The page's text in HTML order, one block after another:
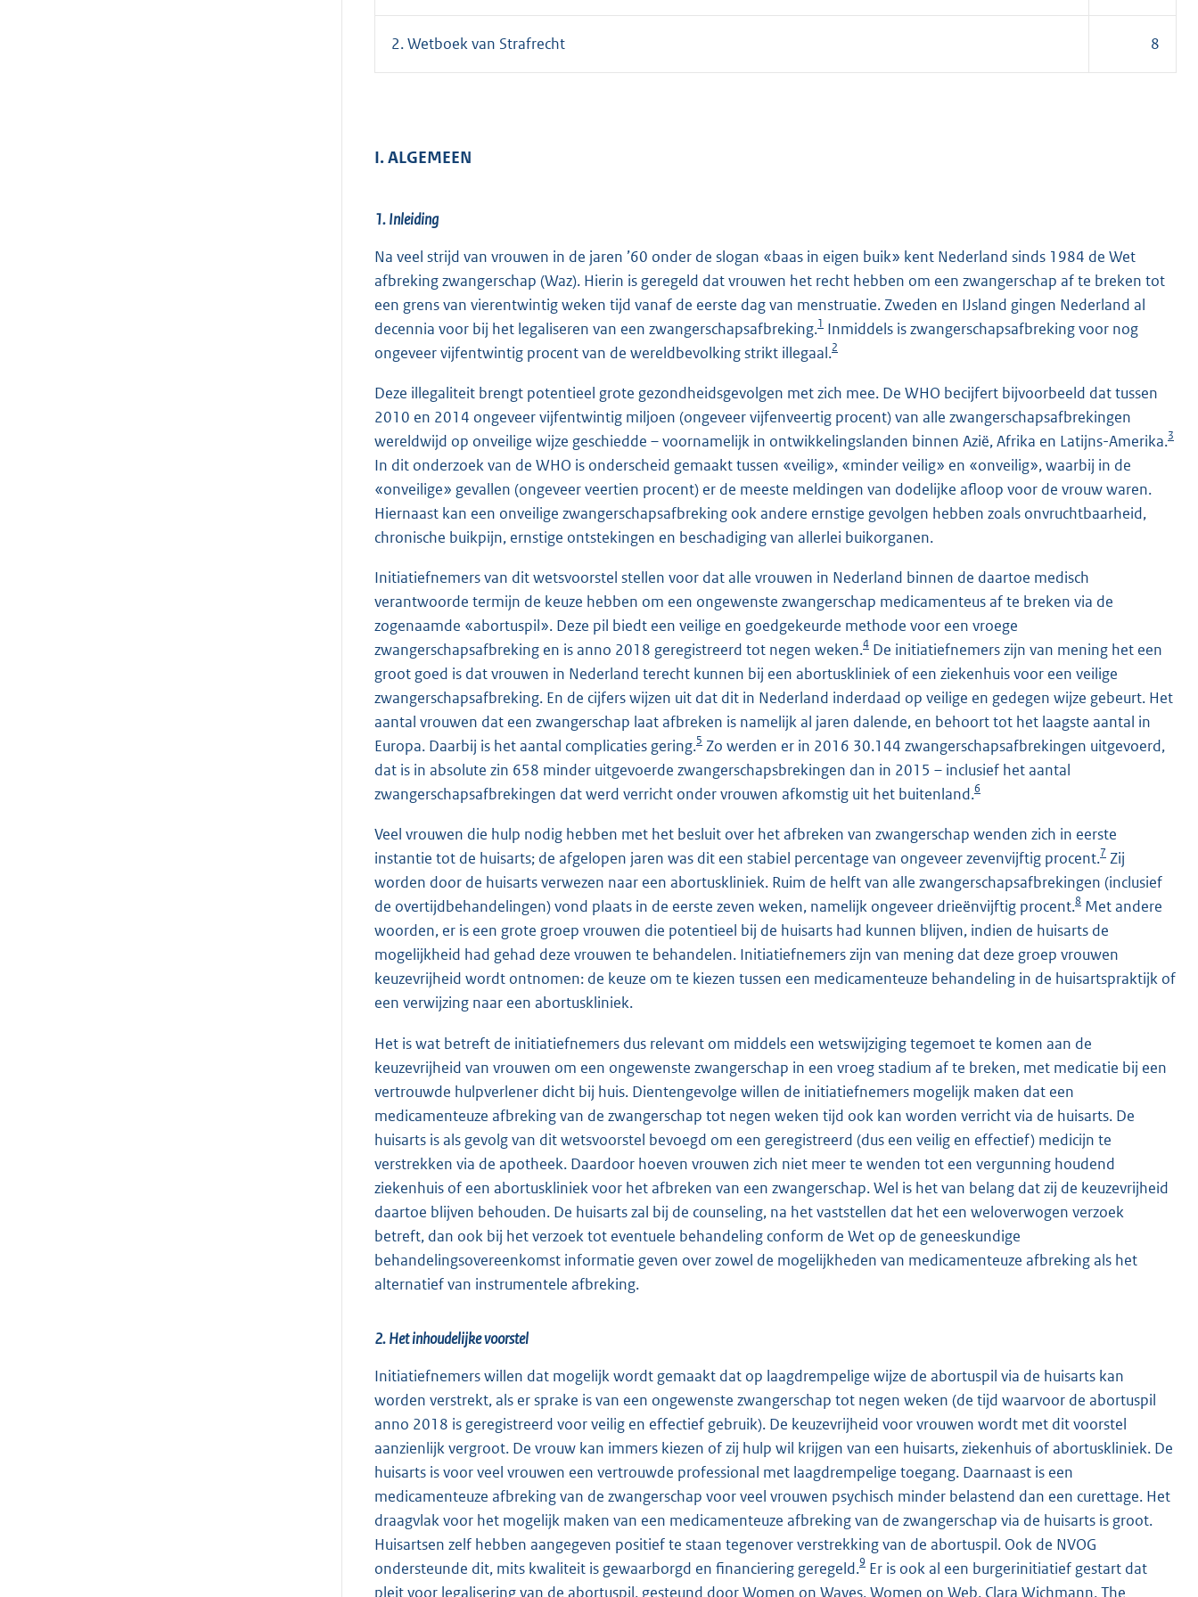
2. Wetboek van Strafrecht 8
I. ALGEMEEN
1. Inleiding
Na veel strijd van vrouwen in de jaren ’60 onder de slogan «baas in eigen buik» kent Nederland sinds 1984 de Wet
afbreking zwangerschap (Waz). Hierin is geregeld dat vrouwen het recht hebben om een zwangerschap af te breken tot
een grens van vierentwintig weken tijd vanaf de eerste dag van menstruatie. Zweden en IJsland gingen Nederland al
decennia voor bij het legaliseren van een zwangerschapsafbreking.1 Inmiddels is zwangerschapsafbreking voor nog
ongeveer vijfentwintig procent van de wereldbevolking strikt illegaal.2
Deze illegaliteit brengt potentieel grote gezondheidsgevolgen met zich mee. De WHO becijfert bijvoorbeeld dat tussen
2010 en 2014 ongeveer vijfentwintig miljoen (ongeveer vijfenveertig procent) van alle zwangerschapsafbrekingen
wereldwijd op onveilige wijze geschiedde – voornamelijk in ontwikkelingslanden binnen Azië, Afrika en Latijns-Amerika.3
In dit onderzoek van de WHO is onderscheid gemaakt tussen «veilig», «minder veilig» en «onveilig», waarbij in de
«onveilige» gevallen (ongeveer veertien procent) er de meeste meldingen van dodelijke afloop voor de vrouw waren.
Hiernaast kan een onveilige zwangerschapsafbreking ook andere ernstige gevolgen hebben zoals onvruchtbaarheid,
chronische buikpijn, ernstige ontstekingen en beschadiging van allerlei buikorganen.
Initiatiefnemers van dit wetsvoorstel stellen voor dat alle vrouwen in Nederland binnen de daartoe medisch
verantwoorde termijn de keuze hebben om een ongewenste zwangerschap medicamenteus af te breken via de
zogenaamde «abortuspil». Deze pil biedt een veilige en goedgekeurde methode voor een vroege
zwangerschapsafbreking en is anno 2018 geregistreerd tot negen weken.4 De initiatiefnemers zijn van mening het een
groot goed is dat vrouwen in Nederland terecht kunnen bij een abortuskliniek of een ziekenhuis voor een veilige
zwangerschapsafbreking. En de cijfers wijzen uit dat dit in Nederland inderdaad op veilige en gedegen wijze gebeurt. Het
aantal vrouwen dat een zwangerschap laat afbreken is namelijk al jaren dalende, en behoort tot het laagste aantal in
Europa. Daarbij is het aantal complicaties gering.5 Zo werden er in 2016 30.144 zwangerschapsafbrekingen uitgevoerd,
dat is in absolute zin 658 minder uitgevoerde zwangerschapsbrekingen dan in 2015 – inclusief het aantal
zwangerschapsafbrekingen dat werd verricht onder vrouwen afkomstig uit het buitenland.6
Veel vrouwen die hulp nodig hebben met het besluit over het afbreken van zwangerschap wenden zich in eerste
instantie tot de huisarts; de afgelopen jaren was dit een stabiel percentage van ongeveer zevenvijftig procent.7 Zij
worden door de huisarts verwezen naar een abortuskliniek. Ruim de helft van alle zwangerschapsafbrekingen (inclusief
de overtijdbehandelingen) vond plaats in de eerste zeven weken, namelijk ongeveer drieënvijftig procent.8 Met andere
woorden, er is een grote groep vrouwen die potentieel bij de huisarts had kunnen blijven, indien de huisarts de
mogelijkheid had gehad deze vrouwen te behandelen. Initiatiefnemers zijn van mening dat deze groep vrouwen
keuzevrijheid wordt ontnomen: de keuze om te kiezen tussen een medicamenteuze behandeling in de huisartspraktijk of
een verwijzing naar een abortuskliniek.
Het is wat betreft de initiatiefnemers dus relevant om middels een wetswijziging tegemoet te komen aan de
keuzevrijheid van vrouwen om een ongewenste zwangerschap in een vroeg stadium af te breken, met medicatie bij een
vertrouwde hulpverlener dicht bij huis. Dientengevolge willen de initiatiefnemers mogelijk maken dat een
medicamenteuze afbreking van de zwangerschap tot negen weken tijd ook kan worden verricht via de huisarts. De
huisarts is als gevolg van dit wetsvoorstel bevoegd om een geregistreerd (dus een veilig en effectief) medicijn te
verstrekken via de apotheek. Daardoor hoeven vrouwen zich niet meer te wenden tot een vergunning houdend
ziekenhuis of een abortuskliniek voor het afbreken van een zwangerschap. Wel is het van belang dat zij de keuzevrijheid
daartoe blijven behouden. De huisarts zal bij de counseling, na het vaststellen dat het een weloverwogen verzoek
betreft, dan ook bij het verzoek tot eventuele behandeling conform de Wet op de geneeskundige
behandelingsovereenkomst informatie geven over zowel de mogelijkheden van medicamenteuze afbreking als het
alternatief van instrumentele afbreking.
2. Het inhoudelijke voorstel
Initiatiefnemers willen dat mogelijk wordt gemaakt dat op laagdrempelige wijze de abortuspil via de huisarts kan
worden verstrekt, als er sprake is van een ongewenste zwangerschap tot negen weken (de tijd waarvoor de abortuspil
anno 2018 is geregistreerd voor veilig en effectief gebruik). De keuzevrijheid voor vrouwen wordt met dit voorstel
aanzienlijk vergroot. De vrouw kan immers kiezen of zij hulp wil krijgen van een huisarts, ziekenhuis of abortuskliniek. De
huisarts is voor veel vrouwen een vertrouwde professional met laagdrempelige toegang. Daarnaast is een
medicamenteuze afbreking van de zwangerschap voor veel vrouwen psychisch minder belastend dan een curettage. Het
draagvlak voor het mogelijk maken van een medicamenteuze afbreking van de zwangerschap via de huisarts is groot.
Huisartsen zelf hebben aangegeven positief te staan tegenover verstrekking van de abortuspil. Ook de NVOG
ondersteunde dit, mits kwaliteit is gewaarborgd en financiering geregeld.9 Er is ook al een burgerinitiatief gestart dat
pleit voor legalisering van de abortuspil, gesteund door Women on Waves, Women on Web, Clara Wichmann, The